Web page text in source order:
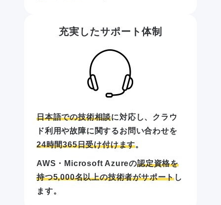
充実したサポート体制
日本語での技術相談に対応し、クラウ
ド利用や故障に関するお問い合わせを
24時間365日受け付けます。
AWS・Microsoft Azureの認定資格を
持つ5,000名以上の技術者がサポートし
ます。